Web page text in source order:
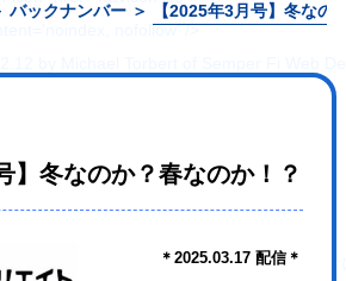
バックナンバー ＞ 【2025年3月号】冬なの
】冬なのか？春なのか！？
＊2025.03.17 配信＊
nofollow' />
hajimecreate.com/" />
s0.wp.com' />
rss+xml" title="【岡山】集客設